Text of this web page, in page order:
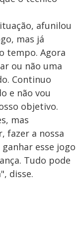
afunilou
mas já
tempo. Agora
ou não uma
Continuo
e não vou
objetivo.
mas
fazer a nossa
esse jogo
Tudo pode
disse.